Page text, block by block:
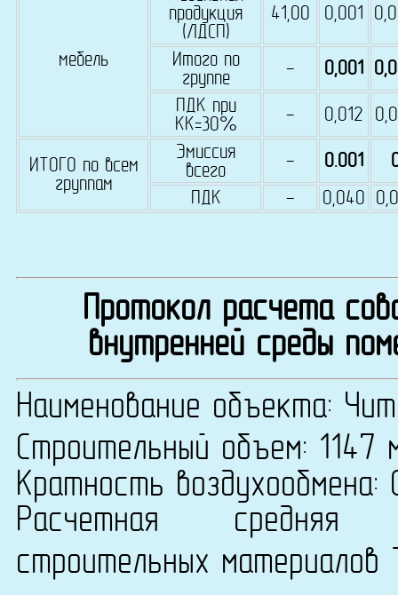
мебель
продукция
(ЛДСП)
41,00 0,001
Итого по
группе
- 0,001
ПДК при
КК=30%
- 0,012
ИТОГО по всем
группам
Эмиссия
всего
- 0.001
ПДК
- 0,040
Протокол расчета
внутренней среды
Наименование объекта:
Строительный объем: 1147
Кратность
Расчетная средняя
строительных материалов